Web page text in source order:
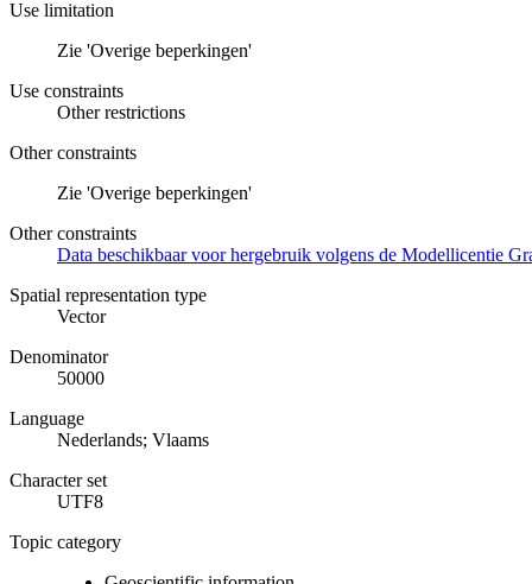
Use limitation
Zie 'Overige beperkingen'
Use constraints
Other restrictions
Other constraints
Zie 'Overige beperkingen'
Other constraints
Data beschikbaar voor hergebruik volgens de Modellicentie
Spatial representation type
Vector
Denominator
50000
Language
Nederlands; Vlaams
Character set
UTF8
Topic category